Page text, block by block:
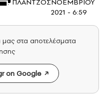
ΠΛΑΝΤΖΟΣΝΟΕΜΒΡΙΟΥ
2021 - 6:59
στα αποτελέσματα
on Google